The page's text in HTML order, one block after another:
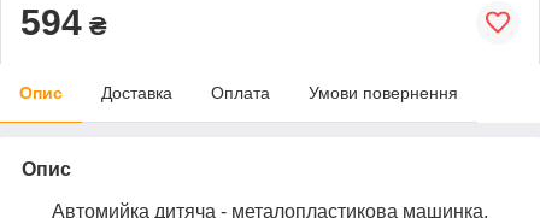
594 ₴
Опис Доставка Оплата Умови повернення
Опис
Автомийка дитяча - металопластикова машинка,